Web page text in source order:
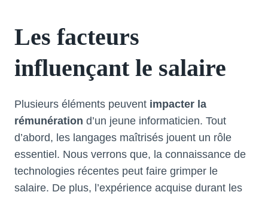
Les facteurs
influençant le salaire
Plusieurs éléments peuvent impacter la
rémunération d’un jeune informaticien. Tout
d’abord, les langages maîtrisés jouent un rôle
essentiel. Nous verrons que, la connaissance de
technologies récentes peut faire grimper le
salaire. De plus, l’expérience acquise durant les